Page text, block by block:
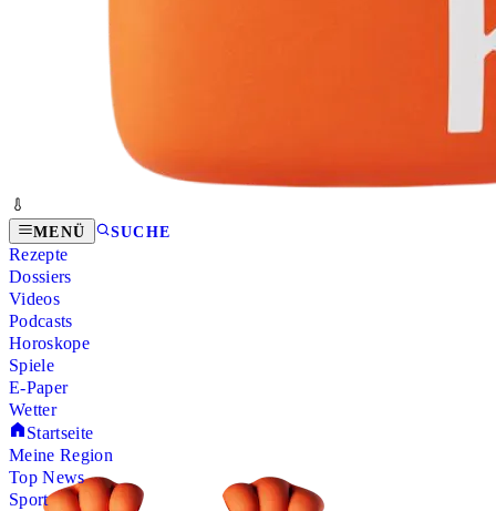
MENÜ SUCHE
Rezepte
Dossiers
Videos
Podcasts
Horoskope
Spiele
E-Paper
Wetter
Startseite
Meine Region
Top News
Sport